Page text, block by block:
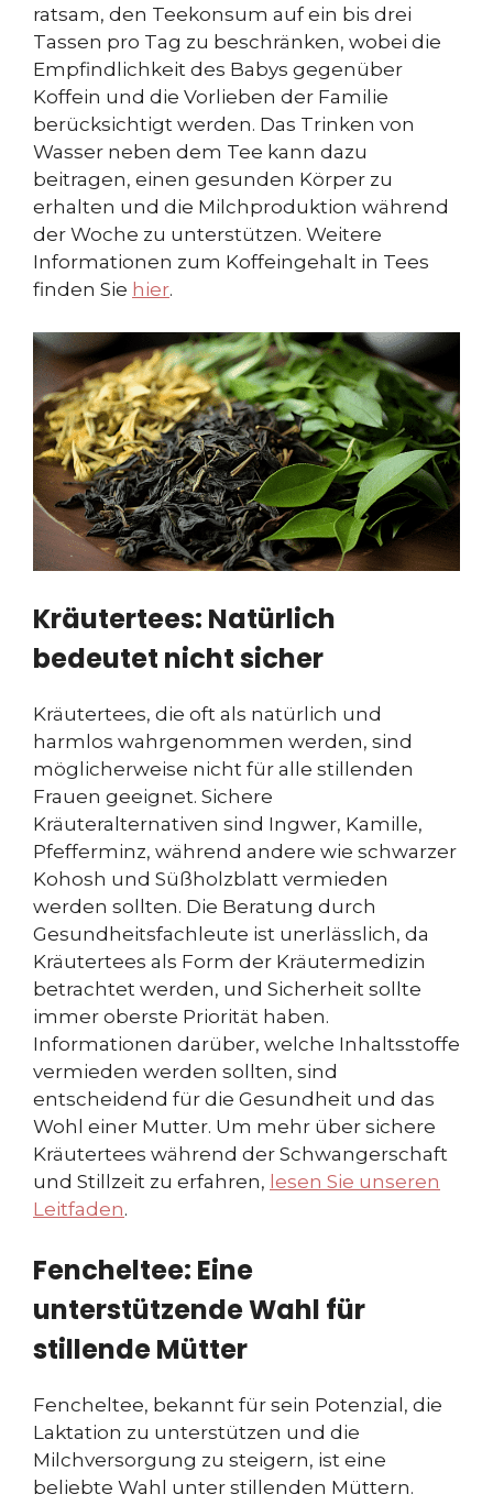
ratsam, den Teekonsum auf ein bis drei
Tassen pro Tag zu beschränken, wobei die
Empfindlichkeit des Babys gegenüber
Koffein und die Vorlieben der Familie
berücksichtigt werden. Das Trinken von
Wasser neben dem Tee kann dazu
beitragen, einen gesunden Körper zu
erhalten und die Milchproduktion während
der Woche zu unterstützen. Weitere
Informationen zum Koffeingehalt in Tees
finden Sie hier.
Kräutertees: Natürlich
bedeutet nicht sicher
Kräutertees, die oft als natürlich und
harmlos wahrgenommen werden, sind
möglicherweise nicht für alle stillenden
Frauen geeignet. Sichere
Kräuteralternativen sind Ingwer, Kamille,
Pfefferminz, während andere wie schwarzer
Kohosh und Süßholzblatt vermieden
werden sollten. Die Beratung durch
Gesundheitsfachleute ist unerlässlich, da
Kräutertees als Form der Kräutermedizin
betrachtet werden, und Sicherheit sollte
immer oberste Priorität haben.
Informationen darüber, welche Inhaltsstoffe
vermieden werden sollten, sind
entscheidend für die Gesundheit und das
Wohl einer Mutter. Um mehr über sichere
Kräutertees während der Schwangerschaft
und Stillzeit zu erfahren, lesen Sie unseren
Leitfaden.
Fencheltee: Eine
unterstützende Wahl für
stillende Mütter
Fencheltee, bekannt für sein Potenzial, die
Laktation zu unterstützen und die
Milchversorgung zu steigern, ist eine
beliebte Wahl unter stillenden Müttern.